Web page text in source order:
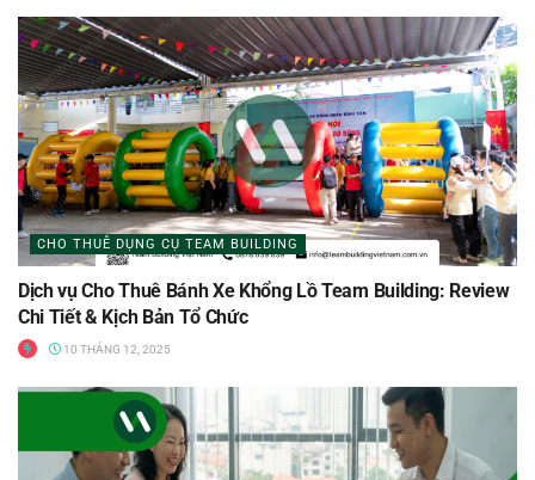
CHO THUÊ DỤNG CỤ TEAM BUILDING
Dịch vụ Cho Thuê Bánh Xe Khổng Lồ Team Building: Review
Chi Tiết & Kịch Bản Tổ Chức
10 THÁNG 12, 2025